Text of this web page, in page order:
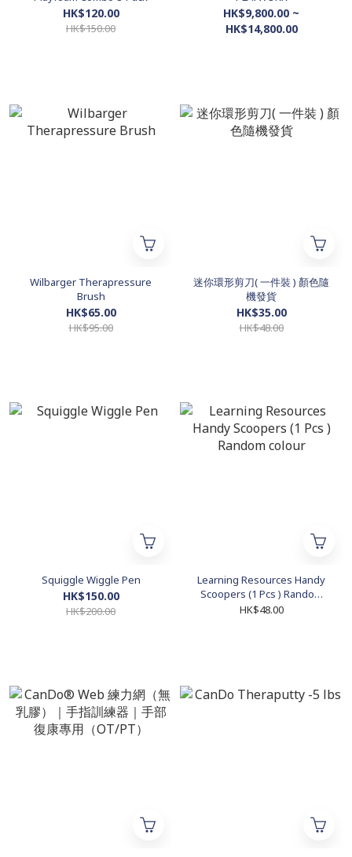
HK$120.00
HK$150.00
HK$9,800.00 ~
HK$14,800.00
Wilbarger Therapressure
Brush
HK$65.00
HK$95.00
迷你環形剪刀( 一件裝 ) 顏色隨
機發貨
HK$35.00
HK$48.00
Squiggle Wiggle Pen
HK$150.00
HK$200.00
Learning Resources Handy
Scoopers (1 Pcs ) Random
colour
HK$48.00